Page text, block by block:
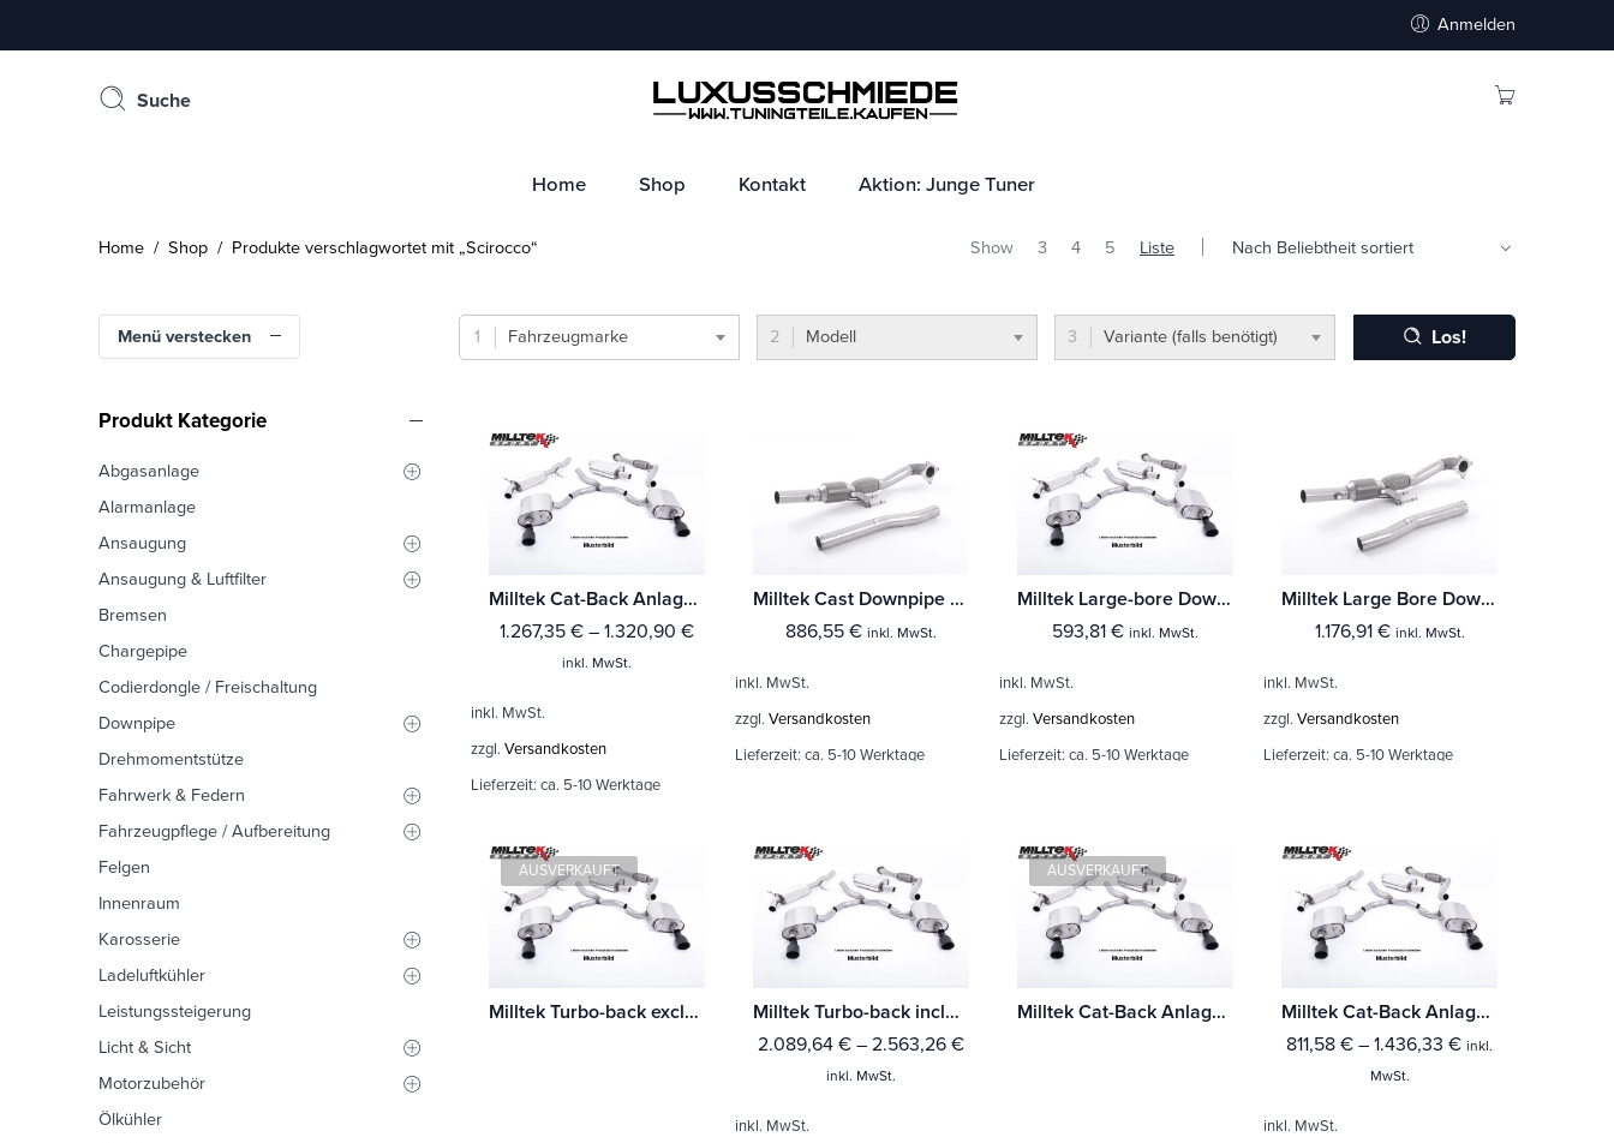
Anmelden
Suche
Home Shop Kontakt Aktion: Junge Tuner
Home / Shop / Produkte verschlagwortet mit „Scirocco“ Show 3 4 5 Liste
Menü verstecken Fahrzeugmarke Modell Variante (falls benötigt) Los!
Milltek Cat-Back Anlage Volkswagen Scirocco R
1.267,35 € – 1.320,90 €
inkl. MwSt.
inkl. MwSt.
zzgl. Versandkosten
Lieferzeit: ca. 5-10 Werktage
Milltek Cast Downpipe with Race Cat Volkswagen Scirocco R
886,55 € inkl. MwSt.
inkl. MwSt.
zzgl. Versandkosten
Lieferzeit: ca. 5-10 Werktage
Milltek Large-bore Downpipe und De-cat Volkswagen Scirocco R
593,81 € inkl. MwSt.
inkl. MwSt.
zzgl. Versandkosten
Lieferzeit: ca. 5-10 Werktage
Milltek Large Bore Downpipe und Hi-Flow Sports Cat Volkswagen Scirocco R
1.176,91 € inkl. MwSt.
inkl. MwSt.
zzgl. Versandkosten
Lieferzeit: ca. 5-10 Werktage
AUSVERKAUFT
Milltek Turbo-back excluding Hi-Flow Sports Cat Volkswagen Scirocco R
Milltek Turbo-back including Hi-Flow Sports Cat Volkswagen Scirocco R
2.089,64 € – 2.563,26 €
inkl. MwSt.
inkl. MwSt.
AUSVERKAUFT
Milltek Cat-Back Anlage Volkswagen Scirocco GT 2.0 TSi 200PS Mit TÜV / ECE Zulassung!
Milltek Cat-Back Anlage Volkswagen Scirocco GT 2.0 TSi 200PS
811,58 € – 1.436,33 € inkl.
MwSt.
inkl. MwSt.
Produkt Kategorie
Abgasanlage
Alarmanlage
Ansaugung
Ansaugung & Luftfilter
Bremsen
Chargepipe
Codierdongle / Freischaltung
Downpipe
Drehmomentstütze
Fahrwerk & Federn
Fahrzeugpflege / Aufbereitung
Felgen
Innenraum
Karosserie
Ladeluftkühler
Leistungssteigerung
Licht & Sicht
Motorzubehör
Ölkühler